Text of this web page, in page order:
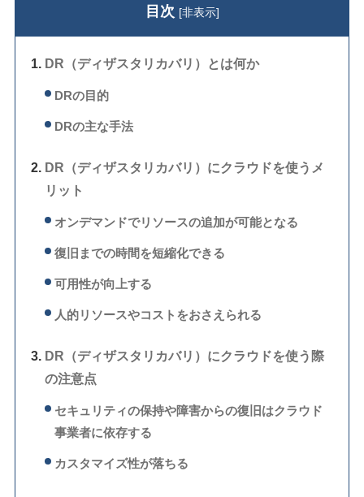
目次 [非表示]
DR（ディザスタリカバリ）とは何か
DRの目的
DRの主な手法
DR（ディザスタリカバリ）にクラウドを使うメ
リット
オンデマンドでリソースの追加が可能となる
復旧までの時間を短縮化できる
可用性が向上する
人的リソースやコストをおさえられる
DR（ディザスタリカバリ）にクラウドを使う際
の注意点
セキュリティの保持や障害からの復旧はクラウド
事業者に依存する
カスタマイズ性が落ちる